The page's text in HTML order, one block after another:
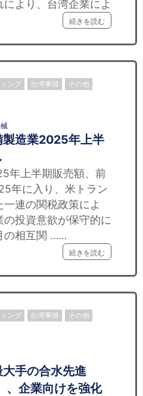
より、台湾企業によ
続きを読む
ング 台湾事情
その他
製造業2025年上半
年上半期販売額、前
に入り、米トラン
連の関税政策によ
の投資意欲が保守的に
の相互関 ……
続きを読む
ング 台湾事情
その他
手の合水先進
、企業向けを強化